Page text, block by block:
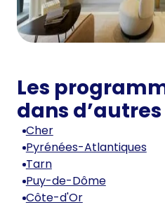
Les
dans
Cher
Pyrénées-Atlantiques
Tarn
Puy-de-Dôme
Côte-d'Or